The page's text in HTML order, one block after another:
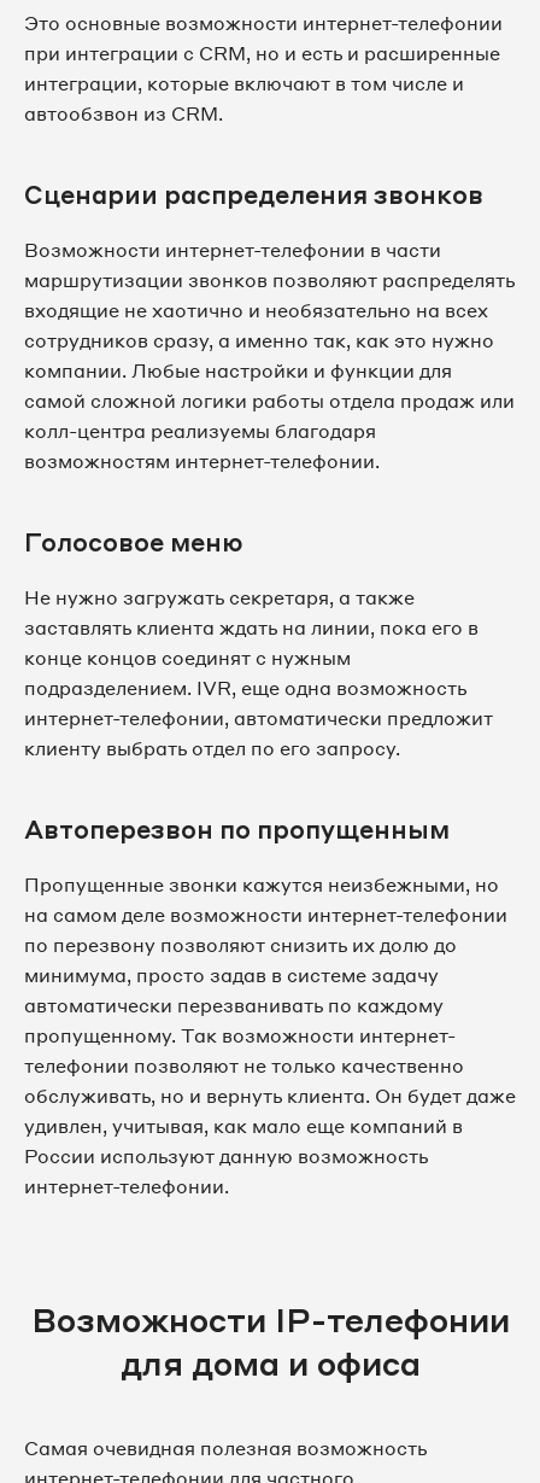
Это основные возможности интернет-телефонии
при интеграции с CRM, но и есть и расширенные
интеграции, которые включают в том числе и
автообзвон из CRM.
Сценарии распределения звонков
Возможности интернет-телефонии в части
маршрутизации звонков позволяют распределять
входящие не хаотично и необязательно на всех
сотрудников сразу, а именно так, как это нужно
компании. Любые настройки и функции для
самой сложной логики работы отдела продаж или
колл-центра реализуемы благодаря
возможностям интернет-телефонии.
Голосовое меню
Не нужно загружать секретаря, а также
заставлять клиента ждать на линии, пока его в
конце концов соединят с нужным
подразделением. IVR, еще одна возможность
интернет-телефонии, автоматически предложит
клиенту выбрать отдел по его запросу.
Автоперезвон по пропущенным
Пропущенные звонки кажутся неизбежными, но
на самом деле возможности интернет-телефонии
по перезвону позволяют снизить их долю до
минимума, просто задав в системе задачу
автоматически перезванивать по каждому
пропущенному. Так возможности интернет-
телефонии позволяют не только качественно
обслуживать, но и вернуть клиента. Он будет даже
удивлен, учитывая, как мало еще компаний в
России используют данную возможность
интернет-телефонии.
Возможности IP-телефонии
для дома и офиса
Самая очевидная полезная возможность
интернет-телефонии для частного